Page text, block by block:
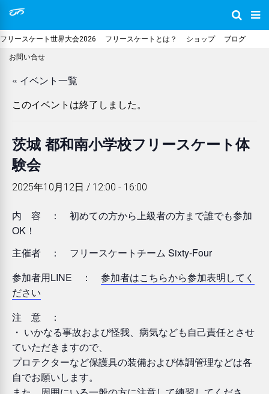
フリースケート世界大会2026 フリースケートとは？ ショップ ブログ
お問い合せ
« イベント一覧
このイベントは終了しました。
茨城 都和南小学校フリースケート体
験会
2025年10月12日 / 12:00 - 16:00
内 容 ： 初めての方から上級者の方まで誰でも参加
OK！
主催者 ： フリースケートチーム Sixty-Four
参加者用LINE ： 参加者はこちらから参加表明してく
ださい
注 意 ：
・ いかなる事故および怪我、病気なども自己責任とさせ
ていただきますので、
プロテクターなど保護具の装備および体調管理などは各
自でお願いします。